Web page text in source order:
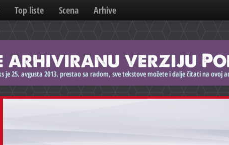
Top liste Scena Arhive